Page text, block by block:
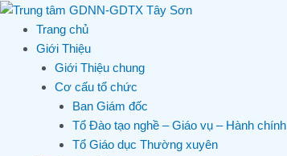
Skip
content
Trang chủ
Giới Thiệu
Giới Thiệu chung
Cơ cấu tổ chức
Ban Giám đốc
Tổ Đào tạo nghề – Giáo vụ – Hành chính
Tổ Giáo dục Thường xuyên